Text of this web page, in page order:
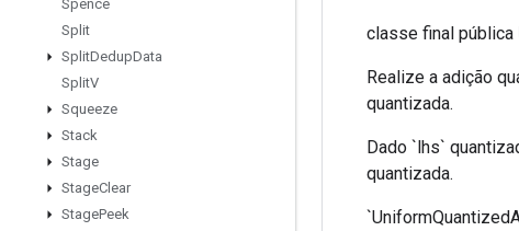
Spence
Split
SplitDedupData
SplitV
Squeeze
Stack
Stage
StageClear
StagePeek
classe final pública
Realize a adição
quantizada.
Dado `lhs`
quantizada.